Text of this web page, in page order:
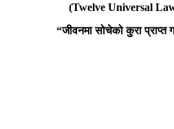
(Twelve Universal
“जीवनमा सोचेको कुरा प्राप्त